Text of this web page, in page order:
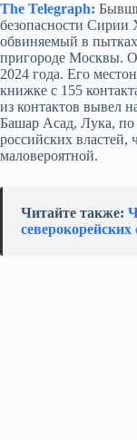
The Telegraph:
безопасности Сирии
обвиняемый в
пригороде Москвы.
2024 года. Его
книжке с 155
из контактов вывел
Башар Асад, Лука, по
российских властей,
маловероятной.
Читайте также: